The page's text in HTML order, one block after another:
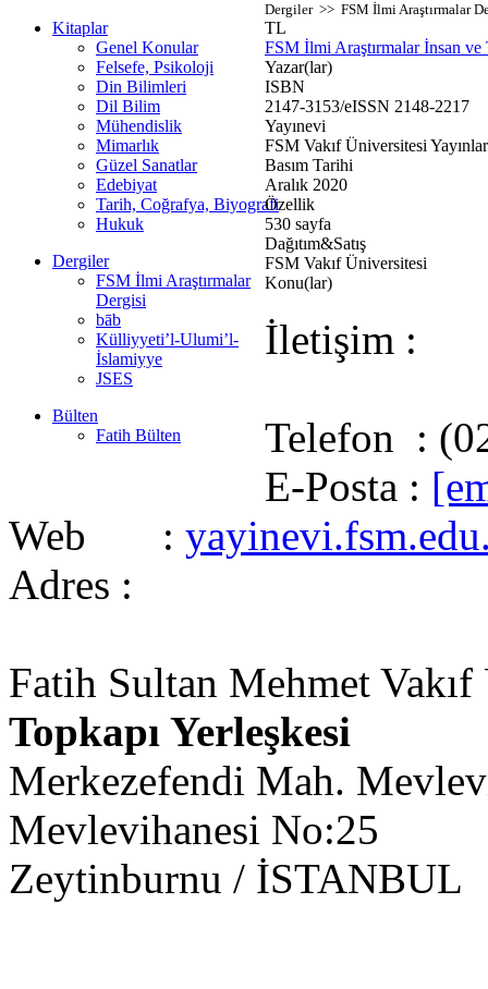
Kitaplar
Genel Konular
Felsefe, Psikoloji
Din Bilimleri
Dil Bilim
Mühendislik
Mimarlık
Güzel Sanatlar
Edebiyat
Tarih, Coğrafya, Biyografi
Hukuk
Dergiler
FSM İlmi Araştırmalar
Dergisi
bāb
Külliyyeti’l-Ulumi’l-
İslamiyye
JSES
Bülten
Fatih Bülten
Dergiler >> FSM İlmi Araştırmalar
TL
FSM İlmi Araştırmalar İnsan
Yazar(lar)
ISBN
2147-3153/eISSN 2148-2217
Yayınevi
FSM Vakıf Üniversitesi
Basım Tarihi
Aralık 2020
Özellik
530 sayfa
Dağıtım&Satış
FSM Vakıf Üniversitesi
Konu(lar)
İletişim :
Telefon :
E-Posta :
Web :
Adres :
Fatih Sultan Mehmet Vakıf
Topkapı Yerleşkesi
Merkezefendi Mah.
Mevlevihanesi No:25
Zeytinburnu / İSTANBUL